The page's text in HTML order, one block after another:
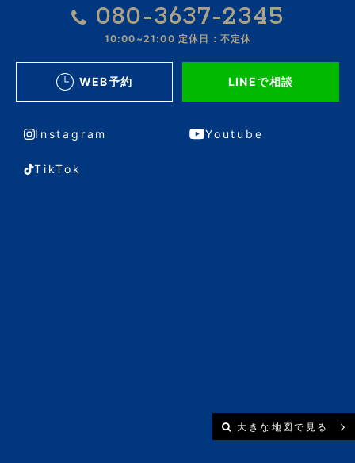
080-3637-2345
10:00~21:00 定休日：不定休
WEB予約 LINEで相談
Instagram Youtube
TikTok
大きな地図で見る